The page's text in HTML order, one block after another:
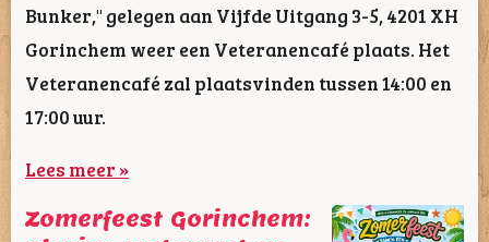
Bunker," gelegen aan Vijfde Uitgang 3-5, 4201 XH
Gorinchem weer een Veteranencafé plaats. Het
Veteranencafé zal plaatsvinden tussen 14:00 en
17:00 uur.
Lees meer »
Zomerfeest Gorinchem: